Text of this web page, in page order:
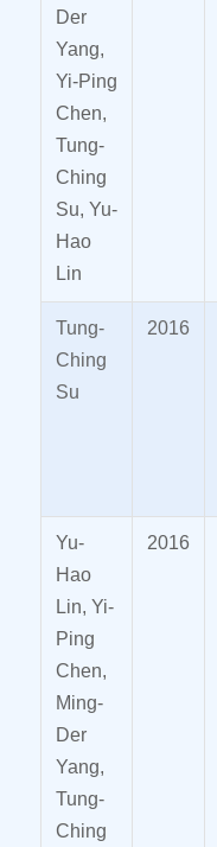
Der
Yang,
Yi-Ping
Chen,
Tung-
Ching
Su, Yu-
Hao
Lin
Tung-
Ching
Su
2016
Yu-
Hao
Lin, Yi-
Ping
Chen,
Ming-
Der
Yang,
Tung-
Ching
2016